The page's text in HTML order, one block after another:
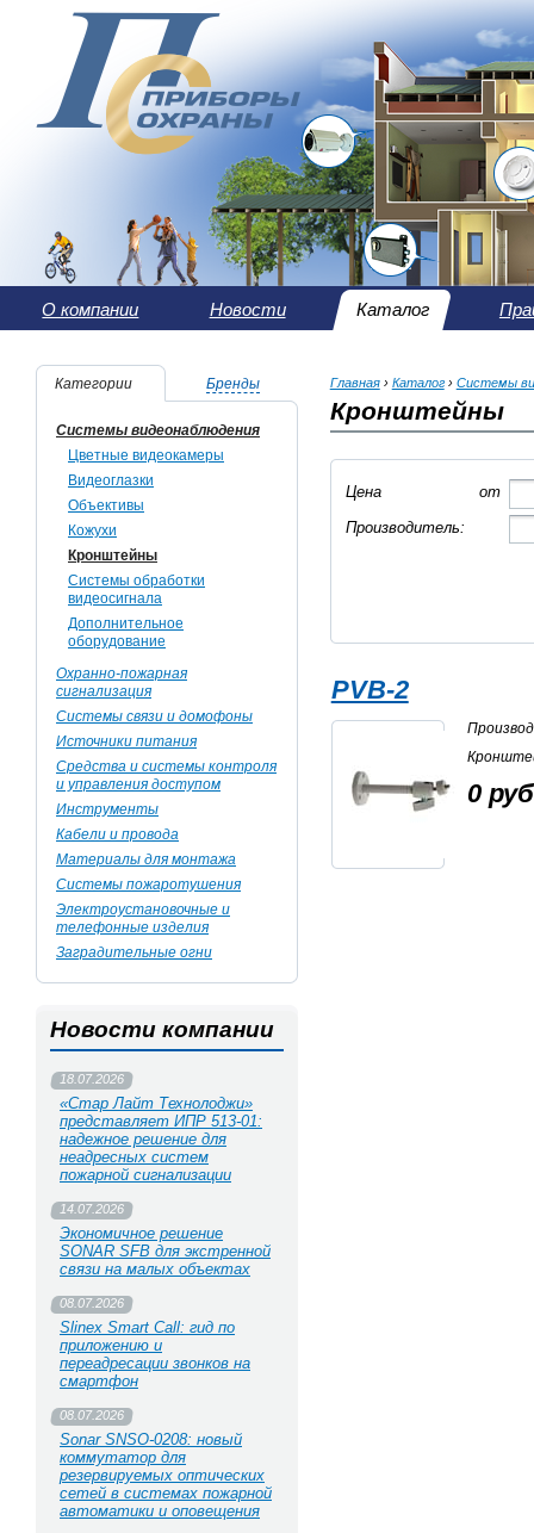
О компании Новости Каталог
Категории Бренды
Системы видеонаблюдения
Цветные видеокамеры
Видеоглазки
Объективы
Кожухи
Кронштейны
Системы обработки
видеосигнала
Дополнительное
оборудование
Охранно-пожарная
сигнализация
Системы связи и домофоны
Источники питания
Средства и системы контроля
и управления доступом
Инструменты
Кабели и провода
Материалы для монтажа
Системы пожаротушения
Электроустановочные и
телефонные изделия
Заградительные огни
Новости компании
18.07.2026
«Стар Лайт Технолоджи»
представляет ИПР 513‑01:
надежное решение для
неадресных систем
пожарной сигнализации
14.07.2026
Экономичное решение
SONAR SFB для экстренной
связи на малых объектах
08.07.2026
Slinex Smart Call: гид по
приложению и
переадресации звонков на
смартфон
08.07.2026
Sonar SNSO-0208: новый
коммутатор для
резервируемых оптических
сетей в системах пожарной
автоматики и оповещения
Главная› Каталог› Системы
Кронштейны
от
Цена
Производитель:
PVB-2
0